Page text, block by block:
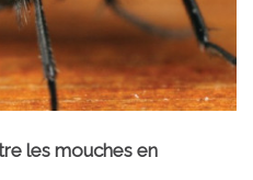
les mouches en